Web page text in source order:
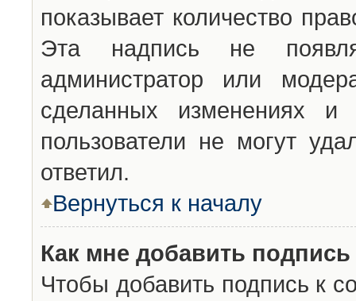
показывает количество
Эта надпись не
администратор или
сделанных изменениях
пользователи не могут
ответил.
Вернуться к началу
Как мне добавить
Чтобы добавить подпись к